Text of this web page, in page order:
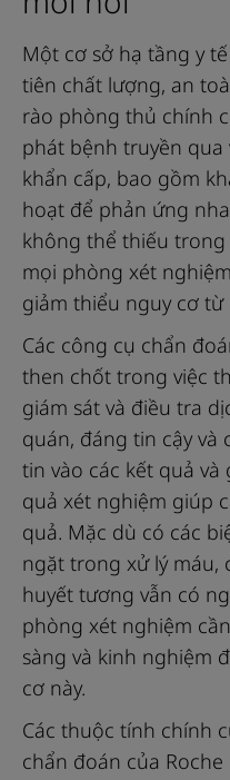
tính
bệnh
nhân
nghi
nhiễm
vi-
rút
xuất
huyết,
cung
cấp
kết
quả
nhanh
chóng
và
đáng
tin
cậy
trong
18
phút
Một cơ sở hạ tầng y
tiên chất lượng, an
rào phòng thủ chính
phát bệnh truyền qua
khẩn cấp, bao gồm
hoạt để phản ứng
không thể thiếu
mọi phòng xét
giảm thiểu nguy cơ
Các công cụ chẩn
then chốt trong việc
giám sát và điều tra
quán, đáng tin cậy và
tin vào các kết quả và
quả xét nghiệm giúp
quả. Mặc dù có các
ngặt trong xử lý máu,
huyết tương vẫn có
phòng xét nghiệm
sàng và kinh nghiệm
cơ này.
Các thuộc tính chính
chẩn đoán của Roche